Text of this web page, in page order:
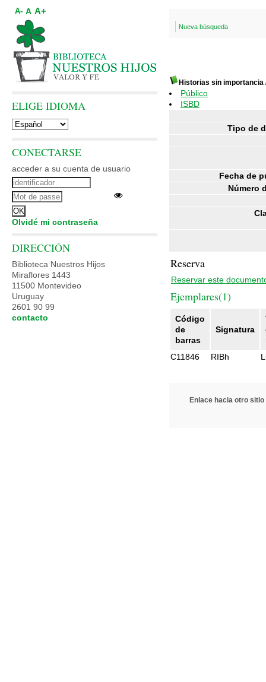
Nueva búsqueda
Historias sin importancia
Público
ISBD
Tipo de
Fecha de
Número
Reserva
Reservar este
Ejemplares(1)
Código
de
barras
Signatura
C11846
RIBh
Enlace hacia otro sitio
A- A A+
ELIGE IDIOMA
CONECTARSE
acceder a su cuenta de usuario
Olvidé mi contraseña
DIRECCIÓN
Biblioteca Nuestros Hijos
Miraflores 1443
11500 Montevideo
Uruguay
2601 90 99
contacto